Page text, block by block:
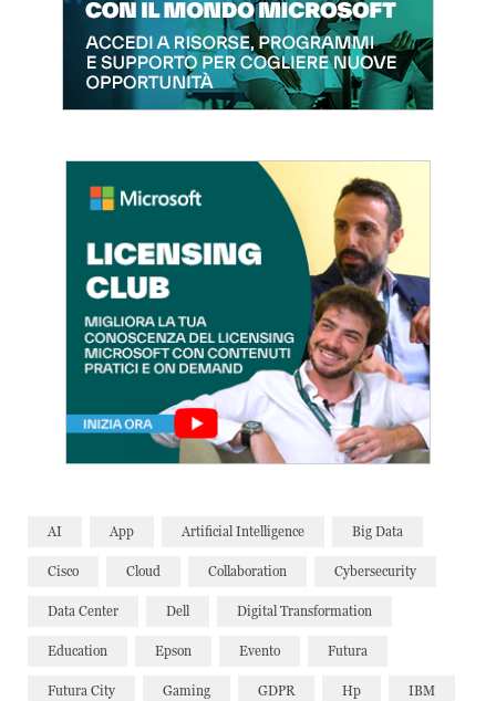
AI App Artificial Intelligence Big Data
Cisco Cloud Collaboration Cybersecurity
Data Center Dell Digital Transformation
Education Epson Evento Futura
Futura City Gaming GDPR Hp IBM